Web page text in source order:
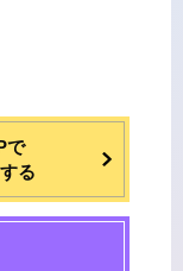
で
る